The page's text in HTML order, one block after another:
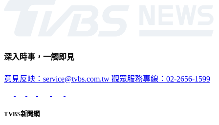
深入時事，一觸即見
意見反映：service@tvbs.com.tw 觀眾服務專線：02-2656-1599
TVBS新聞網